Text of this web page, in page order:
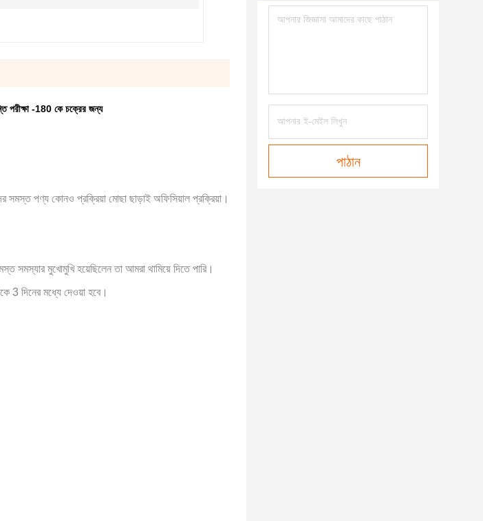
পরীক্ষা -180 কে চক্রের জন্য
সমস্ত পণ্য কোনও প্রক্রিয়া মোছা ছাড়াই অফিসিয়াল প্রক্রিয়া।
সমস্যার মুখোমুখি হয়েছিলেন তা আমরা থামিয়ে দিতে পারি।
3 দিনের মধ্যে দেওয়া হবে।
পাঠান